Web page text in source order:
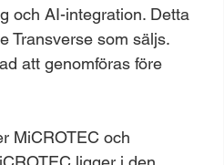
och AI-integration. Detta
Transverse som säljs.
att genomföras före
MiCROTEC och